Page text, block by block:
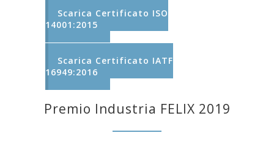
Scarica Certificato ISO
14001:2015
Scarica Certificato IATF
16949:2016
Premio Industria FELIX 2019